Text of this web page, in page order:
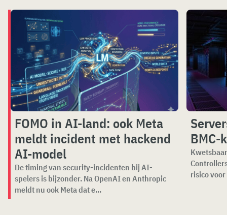
FOMO in AI-land: ook Meta
meldt incident met hackend
AI-model
De timing van security-incidenten bij AI-
spelers is bijzonder. Na OpenAI en Anthropic
meldt nu ook Meta dat e...
BMC-
risico